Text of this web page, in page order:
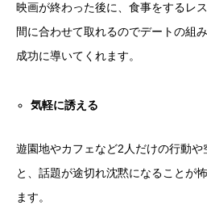
映画が終わった後に、食事をするレ
間に合わせて取れるのでデートの組
成功に導いてくれます。
気軽に誘える
遊園地やカフェなど2人だけの行動
と、話題が途切れ沈黙になることが
ます。